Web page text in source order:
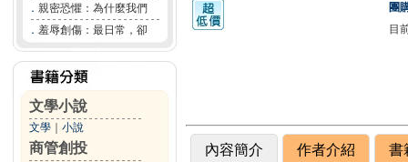
． 親密恐懼：為什麼我們
． 羞辱創傷：最日常，卻
文學小說
文學 小說
商管創投
團
目
內容簡介 作者介紹 書